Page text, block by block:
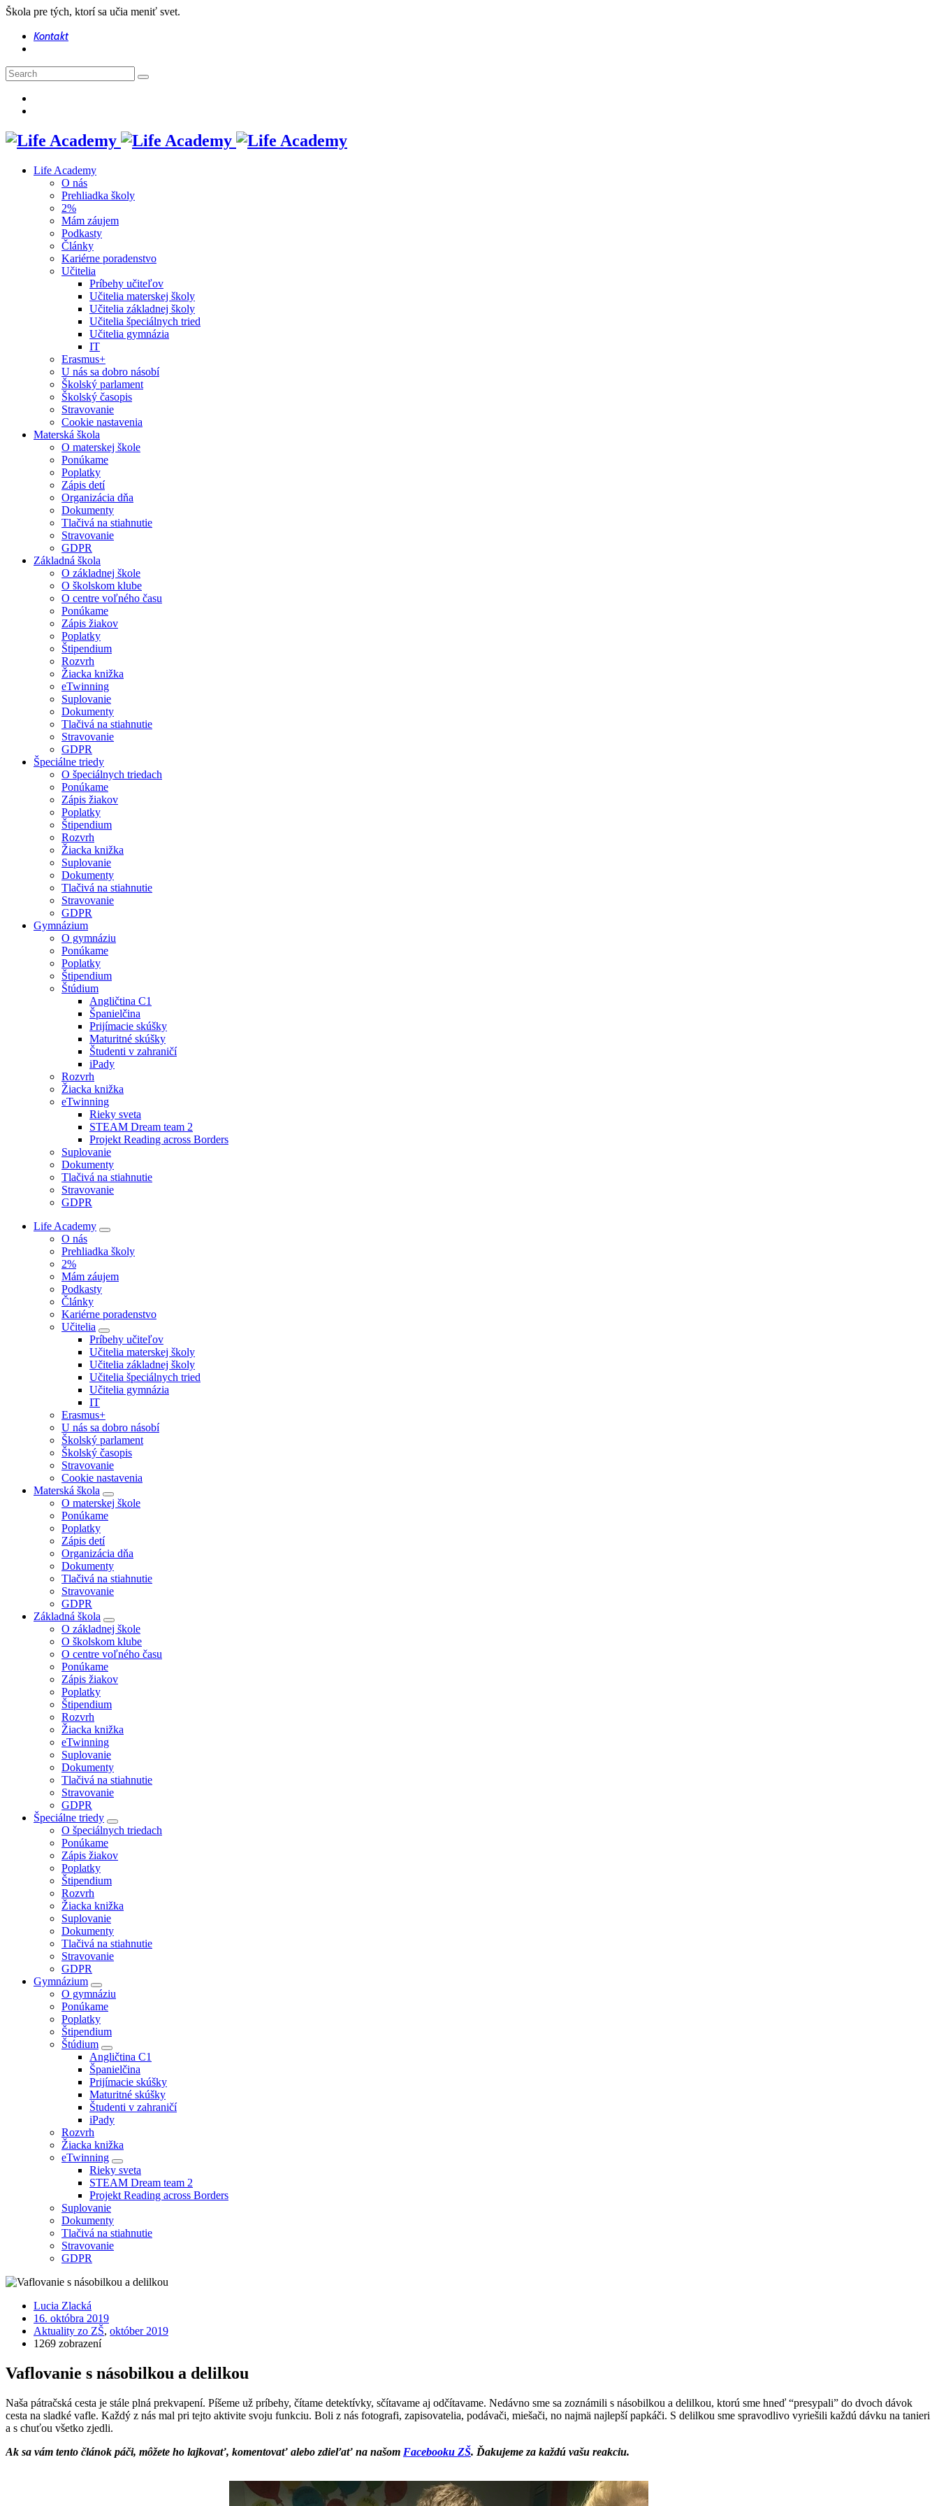
Škola pre tých, ktorí sa učia meniť svet.
Kontakt
Life Academy
O nás
Prehliadka školy
2%
Mám záujem
Podkasty
Články
Kariérne poradenstvo
Učitelia
Príbehy učiteľov
Učitelia materskej školy
Učitelia základnej školy
Učitelia špeciálnych tried
Učitelia gymnázia
IT
Erasmus+
U nás sa dobro násobí
Školský parlament
Školský časopis
Stravovanie
Cookie nastavenia
Materská škola
O materskej škole
Ponúkame
Poplatky
Zápis detí
Organizácia dňa
Dokumenty
Tlačivá na stiahnutie
Stravovanie
GDPR
Základná škola
O základnej škole
O školskom klube
O centre voľného času
Ponúkame
Zápis žiakov
Poplatky
Štipendium
Rozvrh
Žiacka knižka
eTwinning
Suplovanie
Dokumenty
Tlačivá na stiahnutie
Stravovanie
GDPR
Špeciálne triedy
O špeciálnych triedach
Ponúkame
Zápis žiakov
Poplatky
Štipendium
Rozvrh
Žiacka knižka
Suplovanie
Dokumenty
Tlačivá na stiahnutie
Stravovanie
GDPR
Gymnázium
O gymnáziu
Ponúkame
Poplatky
Štipendium
Štúdium
Angličtina C1
Španielčina
Prijímacie skúšky
Maturitné skúšky
Študenti v zahraničí
iPady
Rozvrh
Žiacka knižka
eTwinning
Rieky sveta
STEAM Dream team 2
Projekt Reading across Borders
Suplovanie
Dokumenty
Tlačivá na stiahnutie
Stravovanie
GDPR
Life Academy
O nás
Prehliadka školy
2%
Mám záujem
Podkasty
Články
Kariérne poradenstvo
Učitelia
Príbehy učiteľov
Učitelia materskej školy
Učitelia základnej školy
Učitelia špeciálnych tried
Učitelia gymnázia
IT
Erasmus+
U nás sa dobro násobí
Školský parlament
Školský časopis
Stravovanie
Cookie nastavenia
Materská škola
O materskej škole
Ponúkame
Poplatky
Zápis detí
Organizácia dňa
Dokumenty
Tlačivá na stiahnutie
Stravovanie
GDPR
Základná škola
O základnej škole
O školskom klube
O centre voľného času
Ponúkame
Zápis žiakov
Poplatky
Štipendium
Rozvrh
Žiacka knižka
eTwinning
Suplovanie
Dokumenty
Tlačivá na stiahnutie
Stravovanie
GDPR
Špeciálne triedy
O špeciálnych triedach
Ponúkame
Zápis žiakov
Poplatky
Štipendium
Rozvrh
Žiacka knižka
Suplovanie
Dokumenty
Tlačivá na stiahnutie
Stravovanie
GDPR
Gymnázium
O gymnáziu
Ponúkame
Poplatky
Štipendium
Štúdium
Angličtina C1
Španielčina
Prijímacie skúšky
Maturitné skúšky
Študenti v zahraničí
iPady
Rozvrh
Žiacka knižka
eTwinning
Rieky sveta
STEAM Dream team 2
Projekt Reading across Borders
Suplovanie
Dokumenty
Tlačivá na stiahnutie
Stravovanie
GDPR
Lucia Zlacká
16. októbra 2019
Aktuality zo ZŠ, október 2019
1269 zobrazení
Vaflovanie s násobilkou a delilkou
Naša pátračská cesta je stále plná prekvapení. Píšeme už príbehy, čítame detektívky, sčítavame aj odčítavame. Nedávno sme sa zoznámili s násobilkou a delilkou, ktorú sme hneď “presypali” do dvoch dávok
cesta na sladké vafle. Každý z nás mal pri tejto aktivite svoju funkciu. Boli z nás fotografi, zapisovatelia, podávači, miešači, no najmä najlepší papkáči. S delilkou sme spravodlivo vyriešili každú dávku na tanieri
a s chuťou všetko zjedli.
Ak sa vám tento článok páči, môžete ho lajkovať, komentovať alebo zdieľať na našom Facebooku ZŠ. Ďakujeme za každú vašu reakciu.